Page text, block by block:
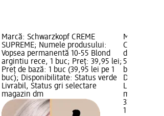
Marcă: Schwarzkopf CREME
SUPREME; Numele produsului:
Vopsea permanentă 10-55 Blond
argintiu rece, 1 buc; Preț: 39,95 lei;
Preț de bază: 1 buc (39,95 lei pe 1
buc); Disponibilitate: Status verde
Livrabil, Status gri selectare
magazin dm
Marcă:
Creme;
de păr
5.11, 1
bază: 1 buc
Livrabil,
magazin
33,95 lei
1 buc